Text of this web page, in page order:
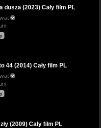
dusza (2023) Cały film PL
44 (2014) Cały film PL
(2009) Cały film PL